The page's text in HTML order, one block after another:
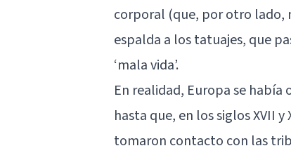
corporal (que, por otro lado,
espalda a los tatuajes, que
‘mala vida’.
En realidad, Europa se
hasta que, en los siglos XVII
tomaron contacto con las